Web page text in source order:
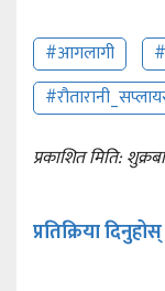
#आगलागी
प्रकाशित मिति:
प्रतिक्रिया दिनुहोस्